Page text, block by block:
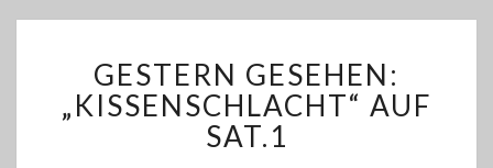
GESEHEN:
„KISSENSCHLACHT“
AUF
SAT.1
GESTERN GESEHEN:
„KISSENSCHLACHT“ AUF
SAT.1